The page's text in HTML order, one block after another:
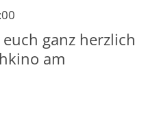
ganz herzlich
am